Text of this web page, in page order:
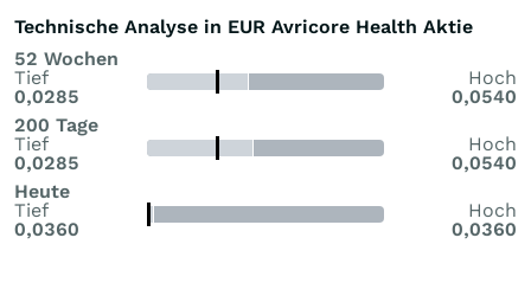
Technische Analyse in EUR Avricore Health Aktie
52 Wochen
Tief
0,0285
Hoch
0,0540
200 Tage
Tief
0,0285
Hoch
0,0540
Heute
Tief
0,0360
Hoch
0,0360